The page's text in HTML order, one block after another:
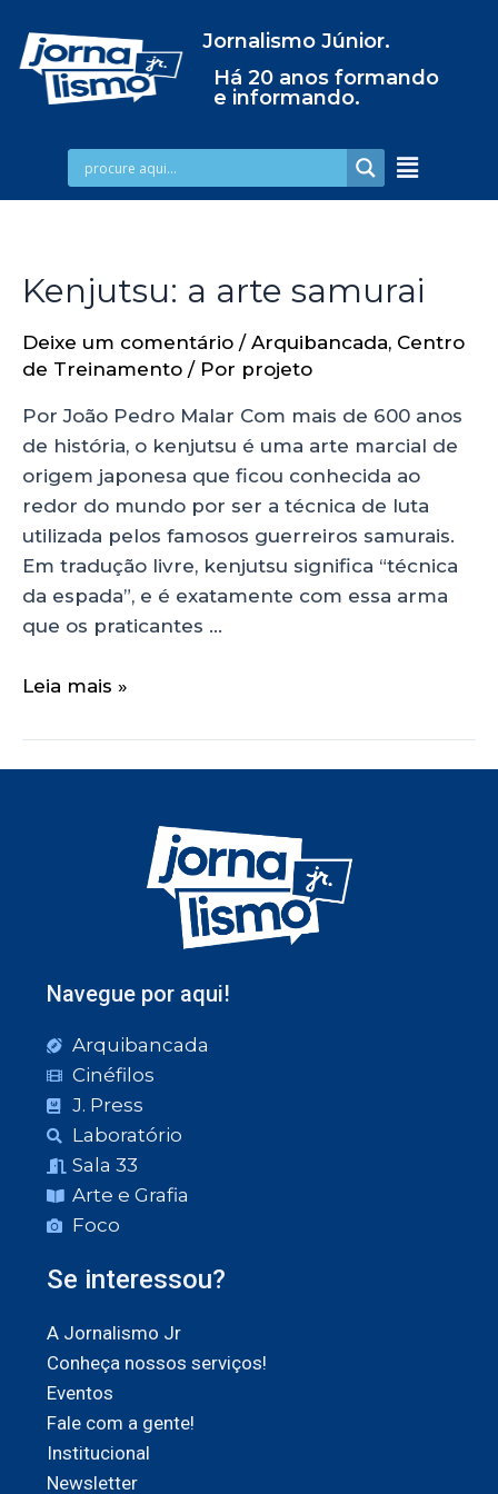
Jornalismo Júnior.
Há 20 anos formando
e informando.
Kenjutsu: a arte samurai
Deixe um comentário / Arquibancada, Centro
de Treinamento / Por projeto
Por João Pedro Malar Com mais de 600 anos
de história, o kenjutsu é uma arte marcial de
origem japonesa que ficou conhecida ao
redor do mundo por ser a técnica de luta
utilizada pelos famosos guerreiros samurais.
Em tradução livre, kenjutsu significa “técnica
da espada”, e é exatamente com essa arma
que os praticantes …
Leia mais »
Navegue por aqui!
Arquibancada
Cinéfilos
J. Press
Laboratório
Sala 33
Arte e Grafia
Foco
Se interessou?
A Jornalismo Jr
Conheça nossos serviços!
Eventos
Fale com a gente!
Institucional
Newsletter